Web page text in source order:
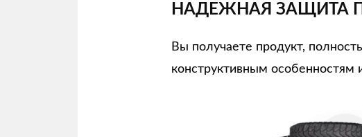
НАДЕЖНАЯ ЗАЩИТА
Вы получаете продукт,
конструктивным особенностям